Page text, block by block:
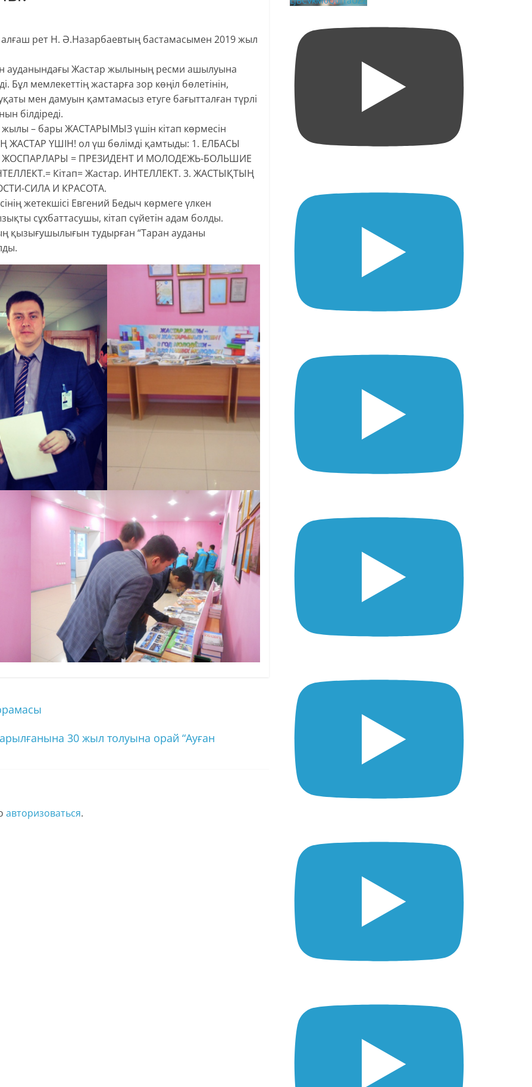
алғаш рет Н. Ә.Назарбаевтың бастамасымен 2019 жыл
ауданындағы Жастар жылының ресми ашылуына
Бұл мемлекеттің жастарға зор көңіл бөлетінін,
мен дамуын қамтамасыз етуге бағытталған түрлі
білдіреді.
– бары ЖАСТАРЫМЫЗ үшін кітап көрмесін
ҮШІН! ол үш бөлімді қамтыды: 1. ЕЛБАСЫ
= ПРЕЗИДЕНТ И МОЛОДЕЖЬ-БОЛЬШИЕ
Кітап= Жастар. ИНТЕЛЛЕКТ. 3. ЖАСТЫҚТЫҢ
СИЛА И КРАСОТА.
жетекшісі Евгений Бедыч көрмеге үлкен
сұхбаттасушы, кітап сүйетін адам болды.
қызығушылығын тудырған “Таран ауданы
30 жыл толуына орай “Ауған
авторизоваться.